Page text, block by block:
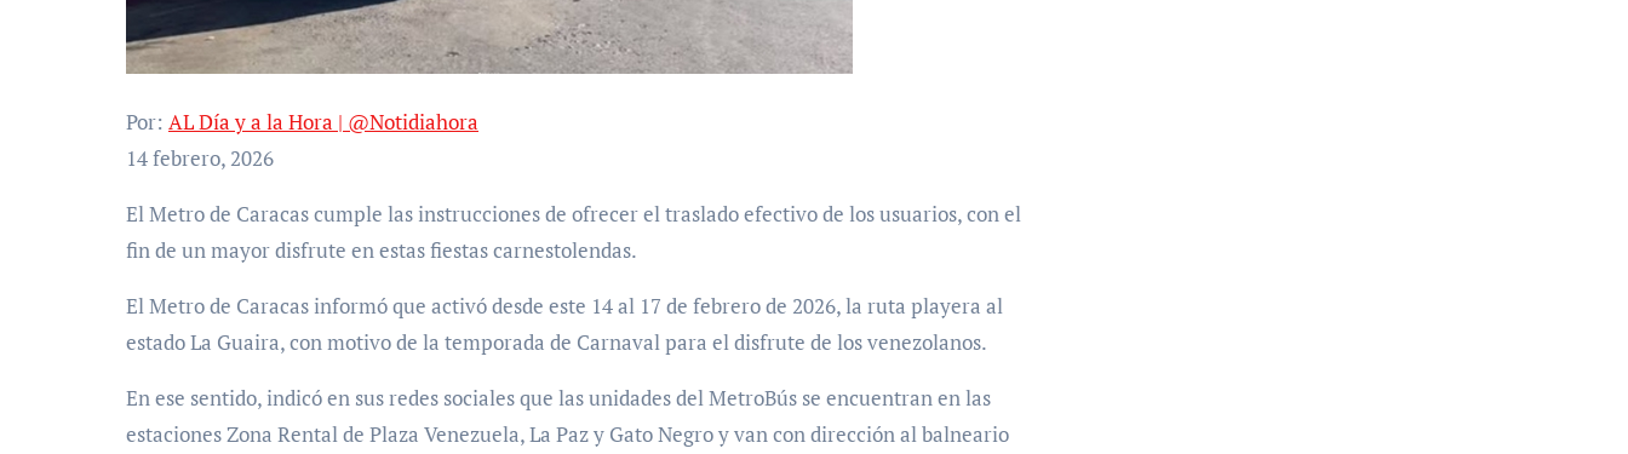
Por: AL Día y a la Hora | @Notidiahora
14 febrero, 2026
El Metro de Caracas cumple las instrucciones de ofrecer el traslado efectivo de los usuarios, con el
fin de un mayor disfrute en estas fiestas carnestolendas.
El Metro de Caracas informó que activó desde este 14 al 17 de febrero de 2026, la ruta playera al
estado La Guaira, con motivo de la temporada de Carnaval para el disfrute de los venezolanos.
En ese sentido, indicó en sus redes sociales que las unidades del MetroBús se encuentran en las
estaciones Zona Rental de Plaza Venezuela, La Paz y Gato Negro y van con dirección al balneario